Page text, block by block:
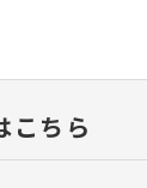
こちら